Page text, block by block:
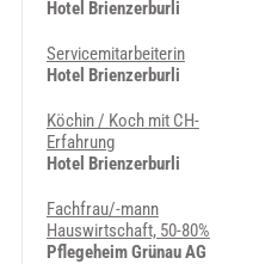
Hotel Brienzerburli
Servicemitarbeiterin
Hotel Brienzerburli
Köchin / Koch mit CH-
Erfahrung
Hotel Brienzerburli
Fachfrau/-mann
Hauswirtschaft, 50-80%
Pflegeheim Grünau AG